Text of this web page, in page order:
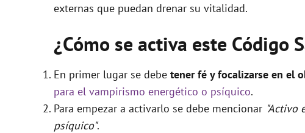
externas que puedan drenar su vitalidad.
¿Cómo se activa este Código
En primer lugar se debe tener fé y focalizarse en el
para el vampirismo energético o psíquico.
Para empezar a activarlo se debe mencionar "Activo
psíquico".